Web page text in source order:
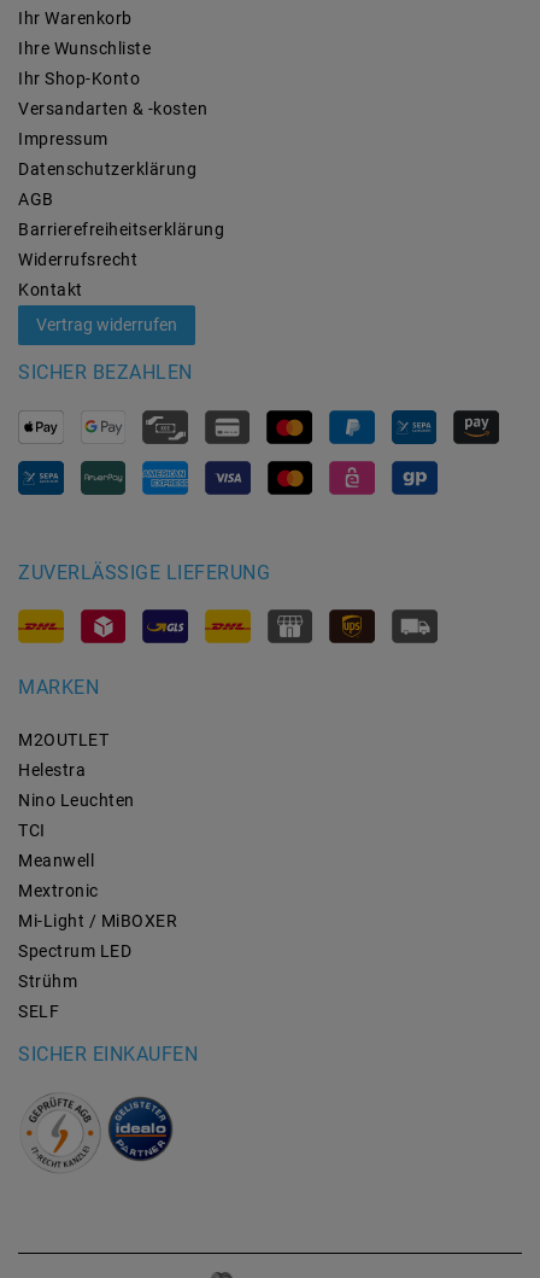
Ihr Warenkorb
Ihre Wunschliste
Ihr Shop-Konto
Versandarten & -kosten
Impressum
Daten­schutz­erklärung
AGB
Barrierefreiheitserklärung
Widerrufs­recht
Kontakt
Vertrag widerrufen
SICHER BEZAHLEN
ZUVERLÄSSIGE LIEFERUNG
MARKEN
M2OUTLET
Helestra
Nino Leuchten
TCI
Meanwell
Mextronic
Mi-Light / MiBOXER
Spectrum LED
Strühm
SELF
SICHER EINKAUFEN